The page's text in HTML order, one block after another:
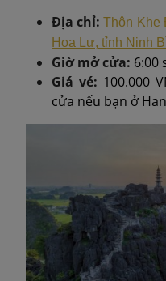
Địa chỉ: Thôn Khe
Hoa Lư, tỉnh Ninh
Giờ mở cửa: 6:00
Giá vé: 100.000
cửa nếu bạn ở